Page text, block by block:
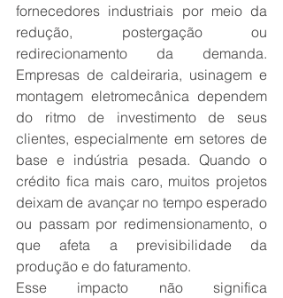
fornecedores industriais por meio da
redução, postergação ou
redirecionamento da demanda.
Empresas de caldeiraria, usinagem e
montagem eletromecânica dependem
do ritmo de investimento de seus
clientes, especialmente em setores de
base e indústria pesada. Quando o
crédito fica mais caro, muitos projetos
deixam de avançar no tempo esperado
ou passam por redimensionamento, o
que afeta a previsibilidade da
produção e do faturamento.
Esse impacto não significa